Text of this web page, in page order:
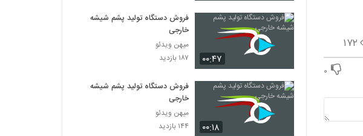
۱۷۲
۰
۰۰:۴۷
فروش دستگاه تولید پشم شیشه
خارجی
میهن ویدئو
۱۸۷ بازدید
۰۰:۱۸
فروش دستگاه تولید پشم شیشه
خارجی
میهن ویدئو
۱۴۴ بازدید